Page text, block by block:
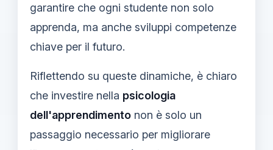
garantire che ogni studente non solo
apprenda, ma anche sviluppi competenze
chiave per il futuro.
Riflettendo su queste dinamiche, è chiaro
che investire nella psicologia
dell'apprendimento non è solo un
passaggio necessario per migliorare